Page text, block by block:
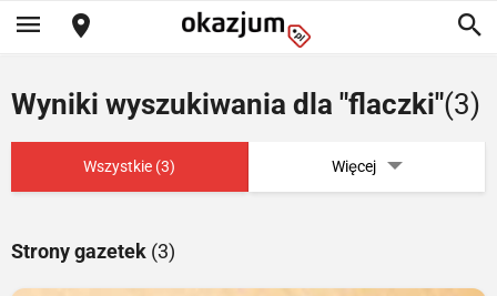
Wyniki wyszukiwania dla "flaczki"(3)
Wszystkie (3) Więcej
Strony gazetek (3)